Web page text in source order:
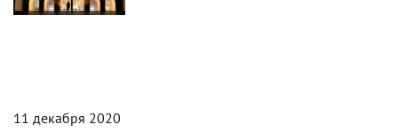
11 декабря 2020